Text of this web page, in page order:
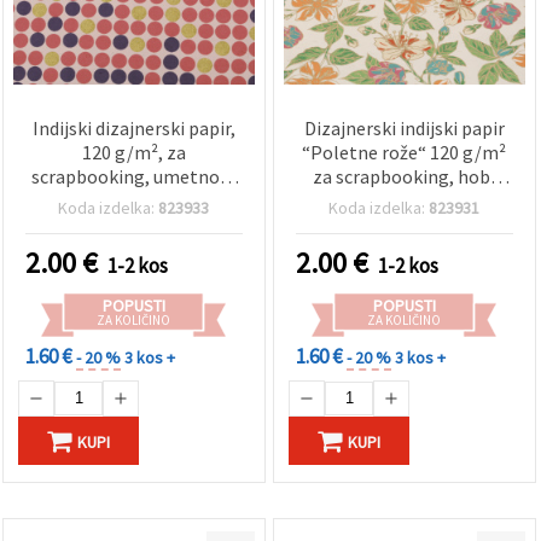
Indijski dizajnerski papir,
120 g/m², za
scrapbooking, umetnost
in ustvarjanje, 56x76 cm,
vijolična, vzorec HP05
Koda izdelka: 823933
2.00€ 1-2 kos
POPUSTI
ZA KOLIČINO
1.60 €- 20 %3 kos +
KUPI
Dizajnerski indijski papir
“Poletne rože“ 120 g/m²
za scrapbooking, hobi
ustvarjanje in ročna dela,
Koda izdelka: 823931
2.00€ 1-2 kos
POPUSTI
ZA KOLIČINO
1.60 €- 20 %3 kos +
KUPI